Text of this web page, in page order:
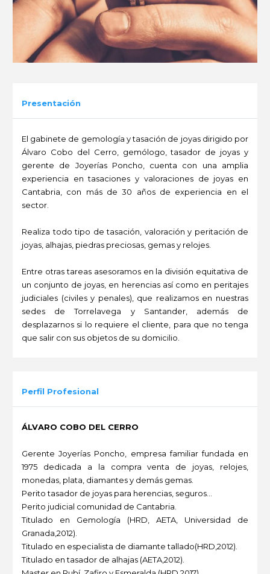
Presentación
El gabinete de gemología y tasación de joyas dirigido por
Álvaro Cobo del Cerro, gemólogo, tasador de joyas y
gerente de Joyerías Poncho, cuenta con una amplia
experiencia en tasaciones y valoraciones de joyas en
Cantabria, con más de 30 años de experiencia en el
sector.
Realiza todo tipo de tasación, valoración y peritación de
joyas, alhajas, piedras preciosas, gemas y relojes.
Entre otras tareas asesoramos en la división equitativa de
un conjunto de joyas, en herencias así como en peritajes
judiciales (civiles y penales), que realizamos en nuestras
sedes de Torrelavega y Santander, además de
desplazarnos si lo requiere el cliente, para que no tenga
que salir con sus objetos de su domicilio.
Perfil Profesional
ÁLVARO COBO DEL CERRO
Gerente Joyerías Poncho, empresa familiar fundada en
1975 dedicada a la compra venta de joyas, relojes,
monedas, plata, diamantes y demás gemas.
Perito tasador de joyas para herencias, seguros...
Perito judicial comunidad de Cantabria.
Titulado en Gemología (HRD, AETA, Universidad de
Granada,2012).
Titulado en especialista de diamante tallado(HRD,2012).
Titulado en tasador de alhajas (AETA,2012).